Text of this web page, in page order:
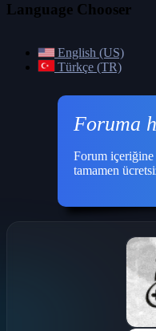
Language Chooser
English (US)
Türkçe (TR)
Foruma
Forum içeriğine
tamamen